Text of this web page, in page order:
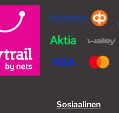
Sosiaalinen